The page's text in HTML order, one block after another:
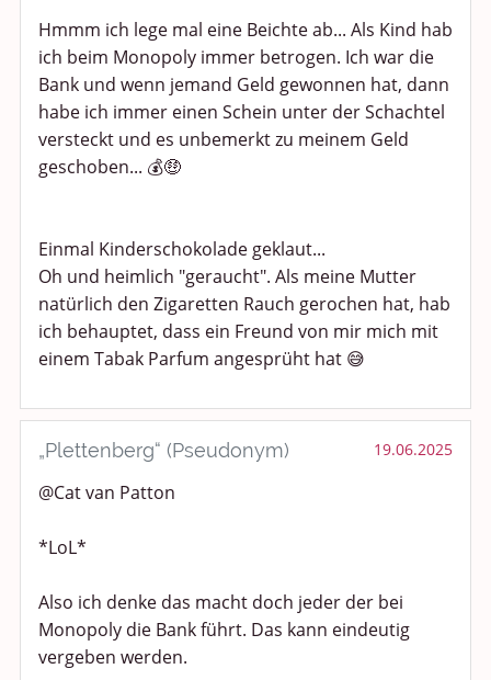
Hmmm ich lege mal eine Beichte ab... Als Kind hab
ich beim Monopoly immer betrogen. Ich war die
Bank und wenn jemand Geld gewonnen hat, dann
habe ich immer einen Schein unter der Schachtel
versteckt und es unbemerkt zu meinem Geld
geschoben... 💰🤑
Einmal Kinderschokolade geklaut...
Oh und heimlich "geraucht". Als meine Mutter
natürlich den Zigaretten Rauch gerochen hat, hab
ich behauptet, dass ein Freund von mir mich mit
einem Tabak Parfum angesprüht hat 😅
„Plettenberg“ (Pseudonym) 19.06.2025
@Cat van Patton
*LoL*
Also ich denke das macht doch jeder der bei
Monopoly die Bank führt. Das kann eindeutig
vergeben werden.